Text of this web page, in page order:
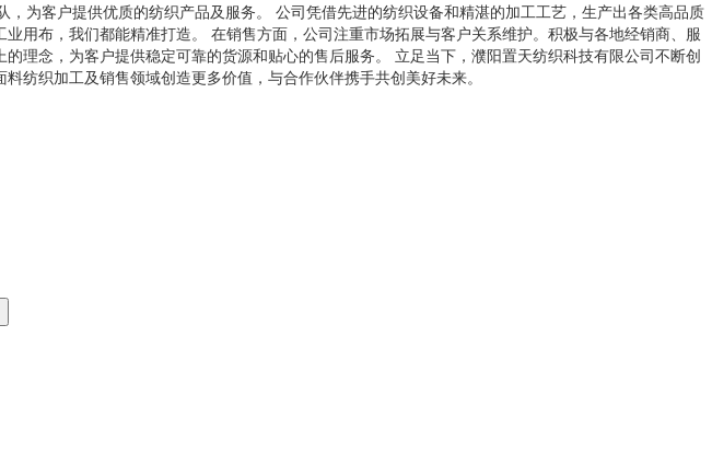
为客户提供优质的纺织产品及服务。 公司凭借先进的纺织设备和精湛的加工工艺，生产出各类高品质
用布，我们都能精准打造。 在销售方面，公司注重市场拓展与客户关系维护。积极与各地经销商、服
理念，为客户提供稳定可靠的货源和贴心的售后服务。 立足当下，濮阳置天纺织科技有限公司不断创
纺织加工及销售领域创造更多价值，与合作伙伴携手共创美好未来。